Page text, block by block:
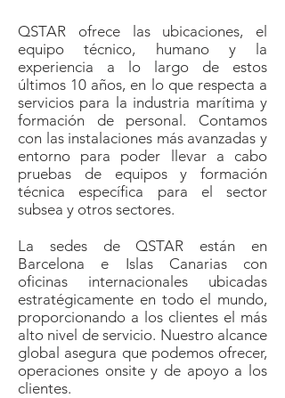
QSTAR ofrece las ubicaciones, el
equipo técnico, humano y la
experiencia a lo largo de estos
últimos 10 años, en lo que respecta a
servicios para la industria marítima y
formación de personal. Contamos
con las instalaciones más avanzadas y
entorno para poder llevar a cabo
pruebas de equipos y formación
técnica específica para el sector
subsea y otros sectores.
La sedes de QSTAR están en
Barcelona e Islas Canarias con
oficinas internacionales ubicadas
estratégicamente en todo el mundo,
proporcionando a los clientes el más
alto nivel de servicio. Nuestro alcance
global asegura que podemos ofrecer,
operaciones onsite y de apoyo a los
clientes.